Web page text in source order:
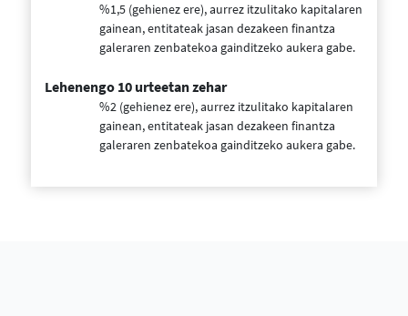
%1,5 (gehienez ere), aurrez itzulitako kapitalaren
gainean, entitateak jasan dezakeen finantza
galeraren zenbatekoa gainditzeko aukera gabe.
Lehenengo 10 urteetan zehar
%2 (gehienez ere), aurrez itzulitako kapitalaren
gainean, entitateak jasan dezakeen finantza
galeraren zenbatekoa gainditzeko aukera gabe.